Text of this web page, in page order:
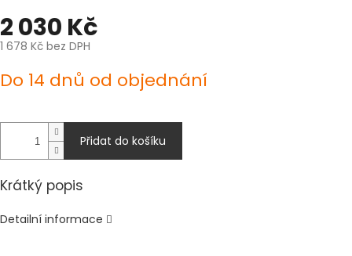
2 030 Kč
1 678 Kč bez DPH
cena:
Do 14 dnů od objednání
Přidat do košíku
Krátký popis
Detailní informace